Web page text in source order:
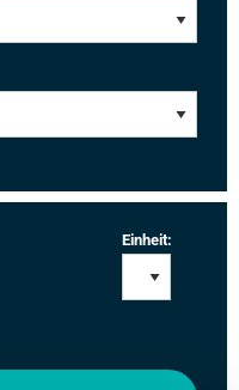
Einheit: